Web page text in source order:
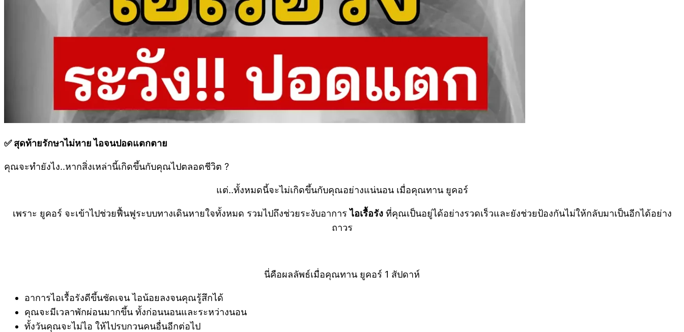
✅ สุดท้ายรักษาไม่หาย ไอจนปอดแตกตาย
คุณจะทำยังไง..หากสิ่งเหล่านี้เกิดขึ้นกับคุณไปตลอดชีวิต ?
แต่..ทั้งหมดนี้จะไม่เกิดขึ้นกับคุณอย่างแน่นอน เมื่อคุณทาน ยูคอร์
เพราะ ยูคอร์ จะเข้าไปช่วยฟื้นฟูระบบทางเดินหายใจทั้งหมด รวมไปถึงช่วยระงับอาการไอเรื้อรังที่คุณเป็นอยู่ได้อย่างรวดเร็วและยังช่วยป้องกันไม่ให้กลับมาเป็นอีกได้อย่าง
ถาวร
นี่คือผลลัพธ์เมื่อคุณทาน ยูคอร์ 1 สัปดาห์
อาการไอเรื้อรังดีขึ้นชัดเจน ไอน้อยลงจนคุณรู้สึกได้
คุณจะมีเวลาพักผ่อนมากขึ้น ทั้งก่อนนอนและระหว่างนอน
ทั้งวันคุณจะไม่ไอ ให้ไปรบกวนคนอื่นอีกต่อไป